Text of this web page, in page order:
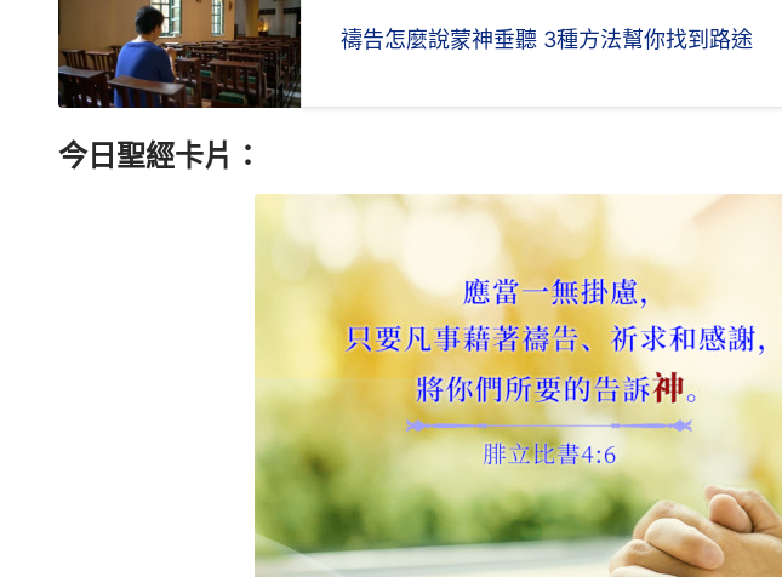
禱告怎麼說蒙神垂聽 3種方法幫你找到路途
今日聖經卡片：